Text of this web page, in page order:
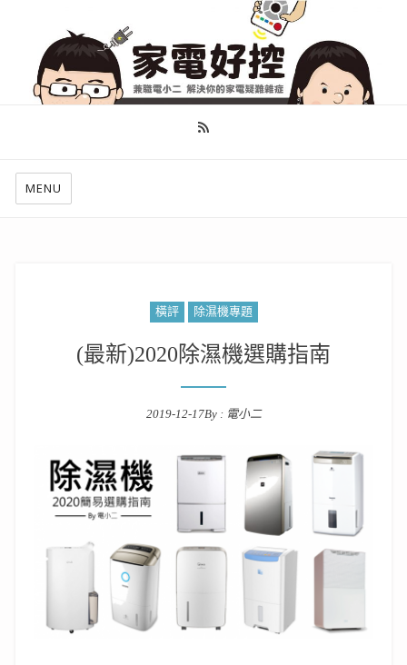
幫你做好功課，看了就知怎麼找出適合自己的家電
MENU
橫評 除濕機專題
(最新)2020除濕機選購指南
2019-12-17By : 電小二